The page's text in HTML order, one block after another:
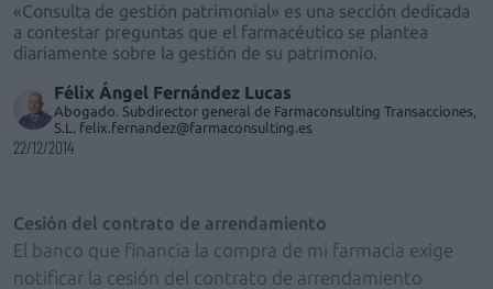
«Consulta de gestión patrimonial» es una sección dedicada
a contestar preguntas que el farmacéutico se plantea
diariamente sobre la gestión de su patrimonio.
Félix Ángel Fernández Lucas
Abogado. Subdirector general de Farmaconsulting Transacciones,
S.L. felix.fernandez@farmaconsulting.es
22/12/2014
Cesión del contrato de arrendamiento
El banco que financia la compra de mi farmacia exige
notificar la cesión del contrato de arrendamiento